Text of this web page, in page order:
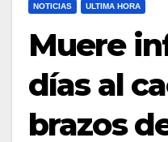
NOTICIAS ULTIMA HORA
Muere
días al
brazos